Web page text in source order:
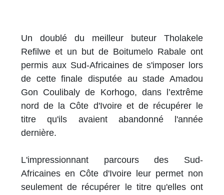
Un doublé du meilleur buteur Tholakele
Refilwe et un but de Boitumelo Rabale ont
permis aux Sud-Africaines de s'imposer lors
de cette finale disputée au stade Amadou
Gon Coulibaly de Korhogo, dans l’extrême
nord de la Côte d'Ivoire et de récupérer le
titre qu'ils avaient abandonné l'année
dernière.
L'impressionnant parcours des Sud-
Africaines en Côte d'Ivoire leur permet non
seulement de récupérer le titre qu'elles ont